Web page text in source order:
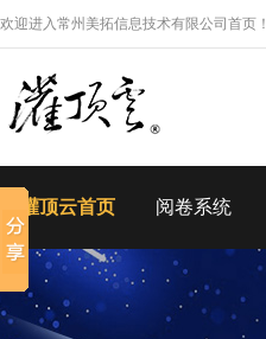
欢迎进入常州美拓信息技术有限公司首页！
灌顶云首页 阅卷系统